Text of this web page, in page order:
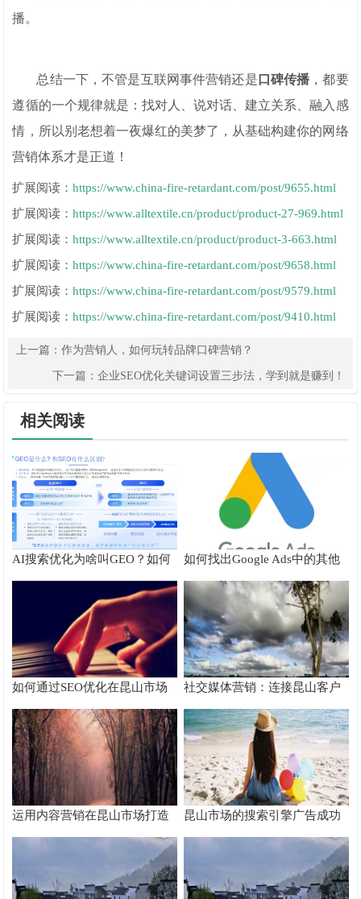
播。
总结一下，不管是互联网事件营销还是 口碑传播 ，都要
遵循的一个规律就是：找对人、说对话、建立关系、融入感
情，所以别老想着一夜爆红的美梦了，从基础构建你的网络
营销体系才是正道！
扩展阅读：https://www.china-fire-retardant.com/post/9655.html
扩展阅读：https://www.alltextile.cn/product/product-27-969.html
扩展阅读：https://www.alltextile.cn/product/product-3-663.html
扩展阅读：https://www.china-fire-retardant.com/post/9658.html
扩展阅读：https://www.china-fire-retardant.com/post/9579.html
扩展阅读：https://www.china-fire-retardant.com/post/9410.html
上一篇：作为营销人，如何玩转品牌口碑营销？
下一篇： 企业SEO优化关键词设置三步法，学到就是赚到！
相关阅读
AI搜索优化为啥叫GEO？如何
在AI搜索中获得排名？
如何找出Google Ads中的其他
搜索字词
如何通过SEO优化在昆山市场
脱颖而出
社交媒体营销：连接昆山客户
的桥梁
运用内容营销在昆山市场打造
品牌影响力
昆山市场的搜索引擎广告成功
案例分析